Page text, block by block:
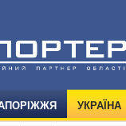
УКРАЇНА